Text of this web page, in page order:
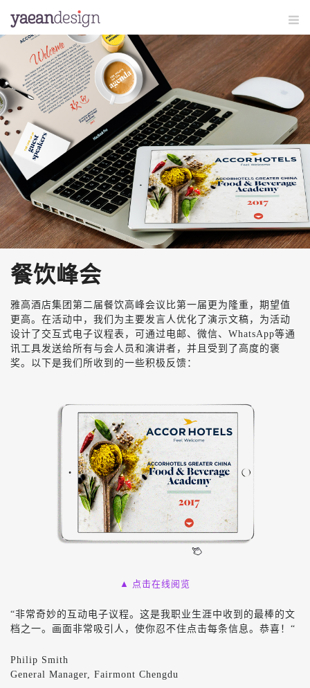
餐饮峰会
雅高酒店集团第二届餐饮高峰会议比第一届更为隆重，期望值
更高。在活动中，我们为主要发言人优化了演示文稿，为活动
设计了交互式电子议程表，可通过电邮、微信、WhatsApp等通
讯工具发送给所有与会人员和演讲者，并且受到了高度的褒
奖。以下是我们所收到的一些积极反 馈：
▲ 点击在线阅览
“非常奇妙的互动电子议程。这是我职业生涯中收到的最棒的文
档之一。画面非常吸引人，使你忍不住点击每条信息。恭喜！“
Philip Smith
General Manager, Fairmont Chengdu